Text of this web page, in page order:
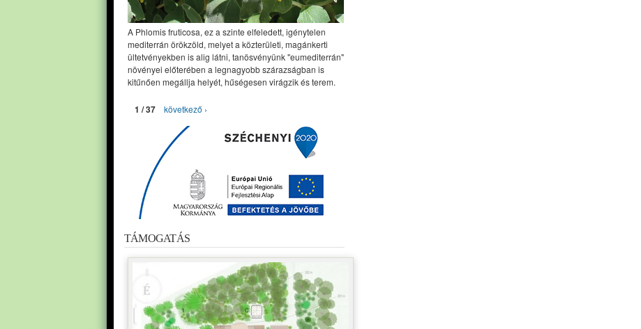
A Phlomis fruticosa, ez a szinte elfeledett, igénytelen
mediterrán örökzöld, melyet a közterületi, magánkerti
ültetvényekben is alig látni, tanösvényünk "eumediterrán"
növényei előterében a legnagyobb szárazságban is
kitűnően megállja helyét, hűségesen virágzik és terem.
1 / 37 következő ›
TÁMOGATÁS